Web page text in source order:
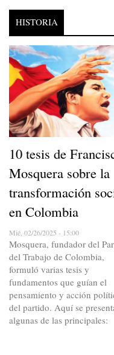
HISTORIA
10 tesis de
Mosquera sobre la
transformación
en Colombia
Mié, 02/26/2025 - 15:00
Mosquera, fundador del
del Trabajo de Colombia,
formuló varias tesis y
fundamentos que guían el
pensamiento y acción
del partido. Aquí se
algunas de las principales: